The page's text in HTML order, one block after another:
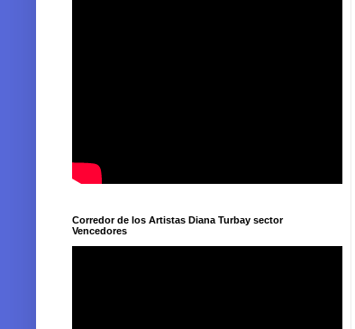
Corredor de los Artistas Diana Turbay sector
Vencedores